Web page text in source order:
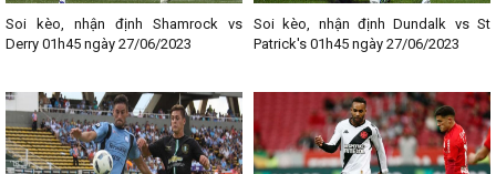
Soi kèo, nhận định Shamrock vs
Derry 01h45 ngày 27/06/2023
Soi kèo, nhận định Dundalk vs St
Patrick's 01h45 ngày 27/06/2023